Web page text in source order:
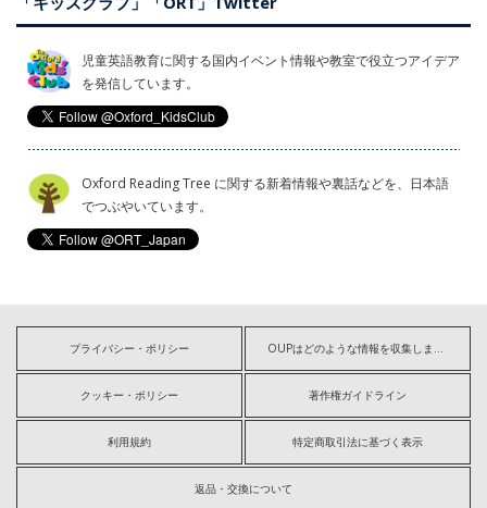
児童英語教育に関する国内イベント情報や教室で役立つアイデア
を発信しています。
Oxford Reading Tree に関する新着情報や裏話などを、日本語
でつぶやいています。
プライバシー・ポリシー OUPはどのような情報を収集しますか?
クッキー・ポリシー 著作権ガイドライン
利用規約 特定商取引法に基づく表示
返品・交換について